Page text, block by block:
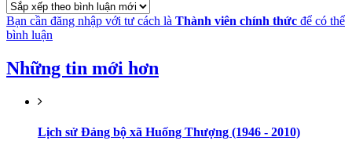
Bạn cần đăng nhập với tư cách là Thành viên chính thức để có thể
bình luận
Những tin mới hơn
Lịch sử Đảng bộ xã Huống Thượng (1946 - 2010)